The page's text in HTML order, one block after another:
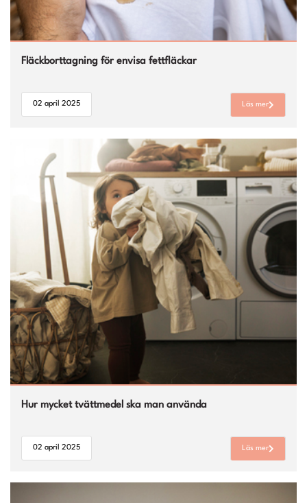
Fläckborttagning för envisa fettfläckar
02 april 2025 Läs mer
Hur mycket tvättmedel ska man använda
02 april 2025 Läs mer